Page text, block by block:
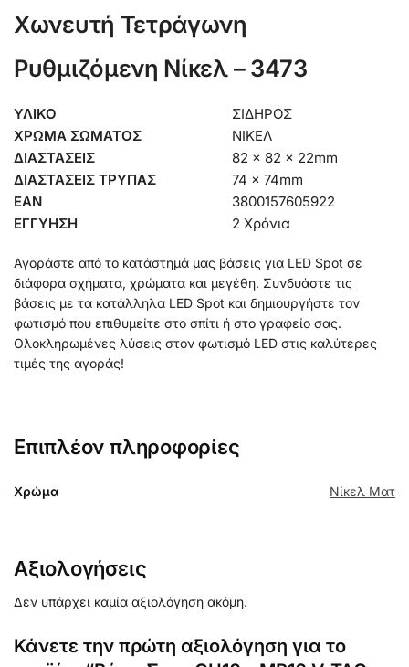
Χωνευτή Τετράγωνη
Ρυθμιζόμενη Νίκελ – 3473
ΥΛΙΚΟ
ΣΙΔΗΡΟΣ
ΧΡΩΜΑ ΣΩΜΑΤΟΣ
ΝΙΚΕΛ
ΔΙΑΣΤΑΣΕΙΣ
82 x 82 x 22mm
ΔΙΑΣΤΑΣΕΙΣ ΤΡΥΠΑΣ
74 x 74mm
EAN
3800157605922
ΕΓΓΥΗΣΗ
2 Χρόνια
Αγοράστε από το κατάστημά μας βάσεις για LED Spot σε
διάφορα σχήματα, χρώματα και μεγέθη. Συνδυάστε τις
βάσεις με τα κατάλληλα LED Spot και δημιουργήστε τον
φωτισμό που επιθυμείτε στο σπίτι ή στο γραφείο σας.
Ολοκληρωμένες λύσεις στον φωτισμό LED στις καλύτερες
τιμές της αγοράς!
Επιπλέον πληροφορίες
Χρώμα Νίκελ Ματ
Αξιολογήσεις
Δεν υπάρχει καμία αξιολόγηση ακόμη.
Κάνετε την πρώτη αξιολόγηση για το